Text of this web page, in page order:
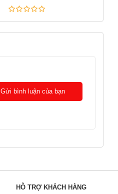
Gửi bình luận của bạn
HỖ TRỢ KHÁCH HÀNG